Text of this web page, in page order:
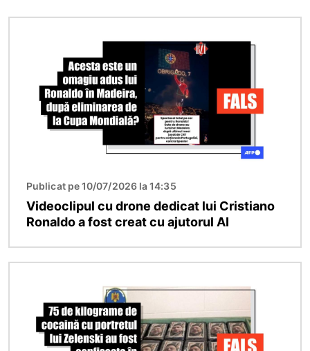
Publicat pe 10/07/2026 la 14:35
Videoclipul cu drone dedicat lui Cristiano
Ronaldo a fost creat cu ajutorul AI